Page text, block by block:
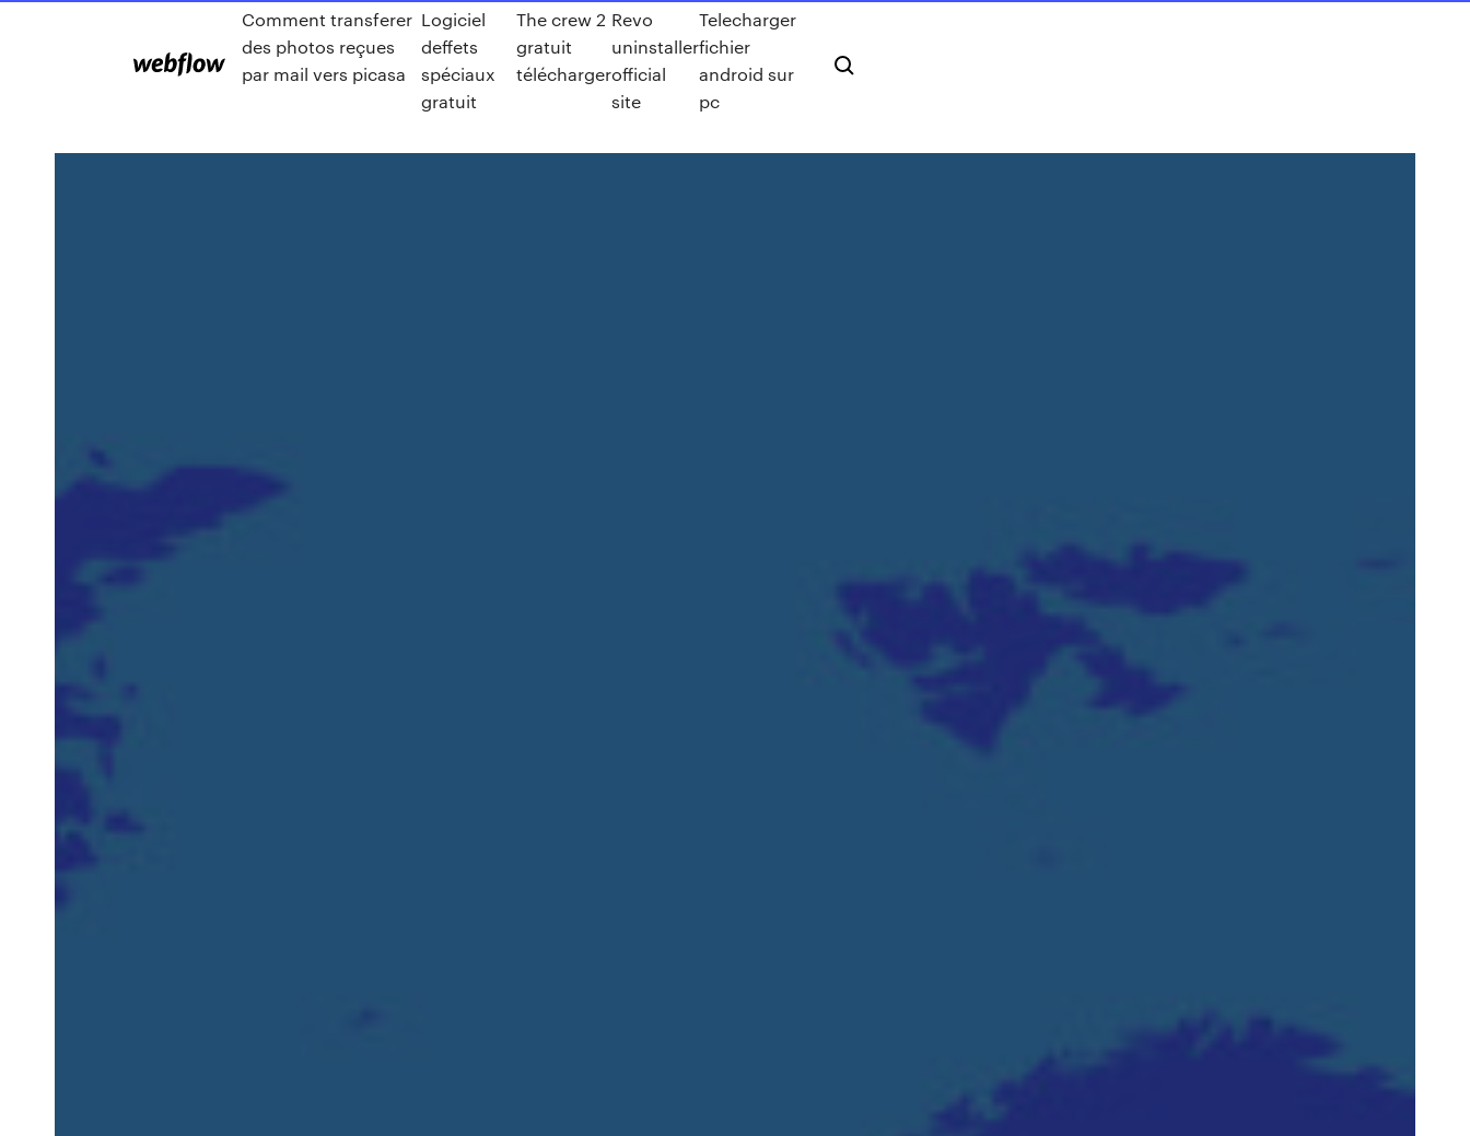
Comment transferer
des photos reçues
par mail vers picasa
Logiciel
deffets
spéciaux
gratuit
The crew 2
gratuit
télécharger
Revo
uninstaller
official
site
Telecharger
fichier
android sur
pc